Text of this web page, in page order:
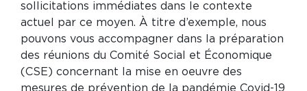
sollicitations immédiates dans le contexte
actuel par ce moyen. À titre d’exemple, nous
pouvons vous accompagner dans la préparation
des réunions du Comité Social et Économique
(CSE) concernant la mise en oeuvre des
mesures de prévention de la pandémie Covid-19